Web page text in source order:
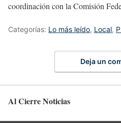
coordinación con la Comisión
Categorías: Lo más leído, Local,
Deja un
Al Cierre Noticias